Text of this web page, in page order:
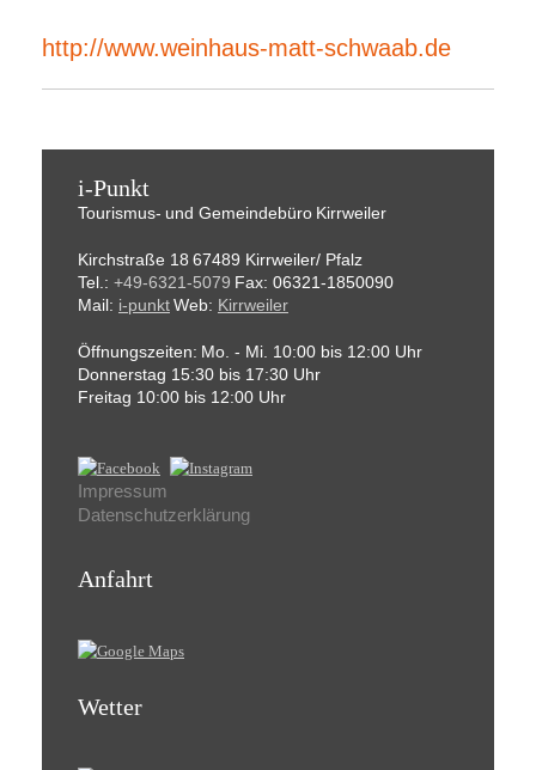
http://www.weinhaus-matt-schwaab.de
i-Punkt
Tourismus- und Gemeindebüro Kirrweiler
Kirchstraße 18 67489 Kirrweiler/ Pfalz
Tel.: +49-6321-5079 Fax: 06321-1850090
Mail: i-punktWeb: Kirrweiler
Öffnungszeiten: Mo. - Mi. 10:00 bis 12:00 Uhr
Donnerstag 15:30 bis 17:30 Uhr
Freitag 10:00 bis 12:00 Uhr
Impressum
Datenschutzerklärung
Anfahrt
Wetter